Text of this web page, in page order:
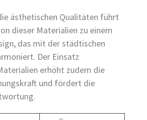
ästhetischen Qualitäten führt
dieser Materialien zu einem
das mit der städtischen
Der Einsatz
erhöht zudem die
und fördert die